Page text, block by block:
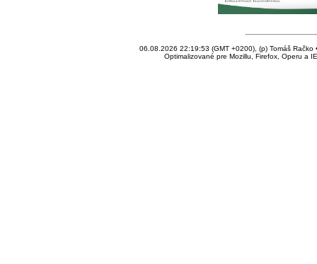
06.08.2026 22:19:53 (GMT +0200), (p) Tomáš Račko
Optimalizované pre Mozillu, Firefox, Operu a